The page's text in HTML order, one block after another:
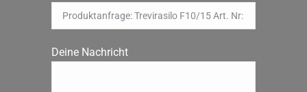
Deine Nachricht